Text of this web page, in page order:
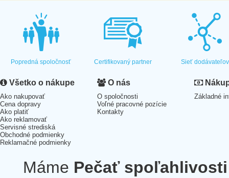
Popredná spoločnosť Certifikovaný partner Sieť dodávateľov
Všetko o nákupe
Ako nakupovať
Cena dopravy
Ako platiť
Ako reklamovať
Servisné strediská
Obchodné podmienky
Reklamačné podmienky
O nás
O spoločnosti
Voľné pracovné pozície
Kontakty
Základné
Máme Pečať spoľahlivosti